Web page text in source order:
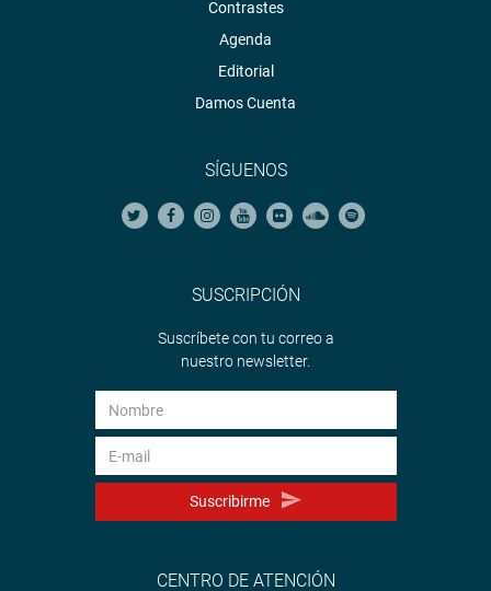
Contrastes
Agenda
Editorial
Damos Cuenta
SÍGUENOS
SUSCRIPCIÓN
Suscríbete con tu correo a
nuestro newsletter.
Suscribirme
CENTRO DE ATENCIÓN